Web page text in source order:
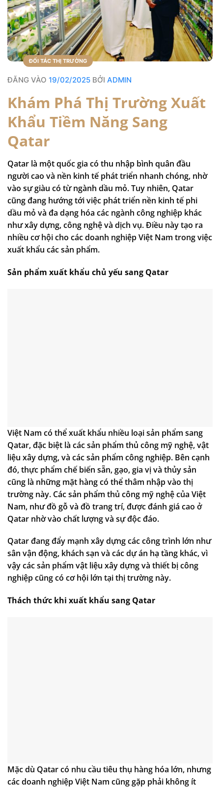
ĐỐI TÁC THỊ TRƯỜNG
ĐĂNG VÀO 19/02/2025 BỞI ADMIN
Khám Phá Thị Trường Xuất
Khẩu Tiềm Năng Sang
Qatar
Qatar là một quốc gia có thu nhập bình quân đầu
người cao và nền kinh tế phát triển nhanh chóng, nhờ
vào sự giàu có từ ngành dầu mỏ. Tuy nhiên, Qatar
cũng đang hướng tới việc phát triển nền kinh tế phi
dầu mỏ và đa dạng hóa các ngành công nghiệp khác
như xây dựng, công nghệ và dịch vụ. Điều này tạo ra
nhiều cơ hội cho các doanh nghiệp Việt Nam trong việc
xuất khẩu các sản phẩm.
Sản phẩm xuất khẩu chủ yếu sang Qatar
Việt Nam có thể xuất khẩu nhiều loại sản phẩm sang
Qatar, đặc biệt là các sản phẩm thủ công mỹ nghệ, vật
liệu xây dựng, và các sản phẩm công nghiệp. Bên cạnh
đó, thực phẩm chế biến sẵn, gạo, gia vị và thủy sản
cũng là những mặt hàng có thể thâm nhập vào thị
trường này. Các sản phẩm thủ công mỹ nghệ của Việt
Nam, như đồ gỗ và đồ trang trí, được đánh giá cao ở
Qatar nhờ vào chất lượng và sự độc đáo.
Qatar đang đẩy mạnh xây dựng các công trình lớn như
sân vận động, khách sạn và các dự án hạ tầng khác, vì
vậy các sản phẩm vật liệu xây dựng và thiết bị công
nghiệp cũng có cơ hội lớn tại thị trường này.
Thách thức khi xuất khẩu sang Qatar
Mặc dù Qatar có nhu cầu tiêu thụ hàng hóa lớn, nhưng
các doanh nghiệp Việt Nam cũng gặp phải không ít